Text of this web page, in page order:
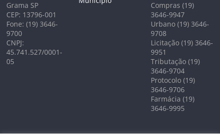
Grama SP
CEP: 13796-001
Fone: (19) 3646-
9700
CNPJ:
45.741.527/0001-
05
Compras (19)
3646-9947
Urbano (19) 3646-
9708
Licitação (19) 3646-
9951
Tributação (19)
3646-9704
Protocolo (19)
3646-9706
Farmácia (19)
3646-9995